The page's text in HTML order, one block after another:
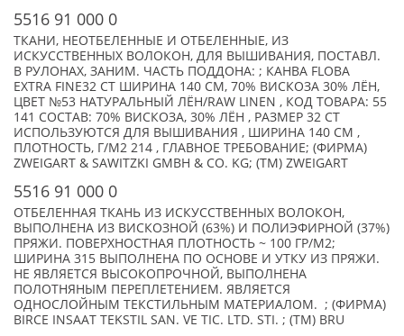
5516 91 000 0
ТКАНИ, НЕОТБЕЛЕННЫЕ И ОТБЕЛЕННЫЕ, ИЗ
ИСКУССТВЕННЫХ ВОЛОКОН, ДЛЯ ВЫШИВАНИЯ, ПОСТАВЛ.
В РУЛОНАХ, ЗАНИМ. ЧАСТЬ ПОДДОНА: ; КАНВА FLOBA
EXTRA FINE32 СТ ШИРИНА 140 СМ, 70% ВИСКОЗА 30% ЛЁН,
ЦВЕТ №53 НАТУРАЛЬНЫЙ ЛЁН/RAW LINEN , КОД ТОВАРА: 55
141 СОСТАВ: 70% ВИСКОЗА, 30% ЛЁН , РАЗМЕР 32 CT
ИСПОЛЬЗУЮТСЯ ДЛЯ ВЫШИВАНИЯ , ШИРИНА 140 СМ ,
ПЛОТНОСТЬ, Г/М2 214 , ГЛАВНОЕ ТРЕБОВАНИЕ; (ФИРМА)
ZWEIGART & SAWITZKI GMBH & CO. KG; (TM) ZWEIGART
5516 91 000 0
ОТБЕЛЕННАЯ ТКАНЬ ИЗ ИСКУССТВЕННЫХ ВОЛОКОН,
ВЫПОЛНЕНА ИЗ ВИСКОЗНОЙ (63%) И ПОЛИЭФИРНОЙ (37%)
ПРЯЖИ. ПОВЕРХНОСТНАЯ ПЛОТНОСТЬ ~ 100 ГР/М2;
ШИРИНА 315 ВЫПОЛНЕНА ПО ОСНОВЕ И УТКУ ИЗ ПРЯЖИ.
НЕ ЯВЛЯЕТСЯ ВЫСОКОПРОЧНОЙ, ВЫПОЛНЕНА
ПОЛОТНЯНЫМ ПЕРЕПЛЕТЕНИЕМ. ЯВЛЯЕТСЯ
ОДНОСЛОЙНЫМ ТЕКСТИЛЬНЫМ МАТЕРИАЛОМ. ; (ФИРМА)
BIRCE INSAAT TEKSTIL SAN. VE TIC. LTD. STI. ; (TM) BRU